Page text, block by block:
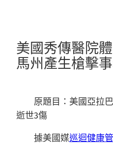
美國秀傳醫院
馬州產生槍擊
原題目：美國亞拉
逝世3傷
據美國媒巡迴健康